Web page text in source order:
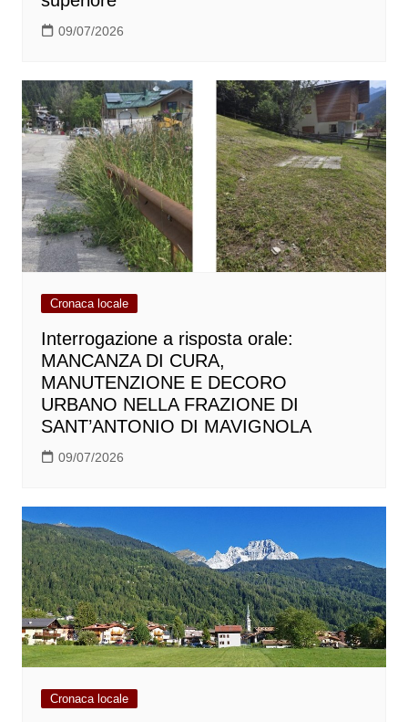
09/07/2026
Cronaca locale
Interrogazione a risposta orale:
MANCANZA DI CURA,
MANUTENZIONE E DECORO
URBANO NELLA FRAZIONE DI
SANT’ANTONIO DI MAVIGNOLA
09/07/2026
Cronaca locale